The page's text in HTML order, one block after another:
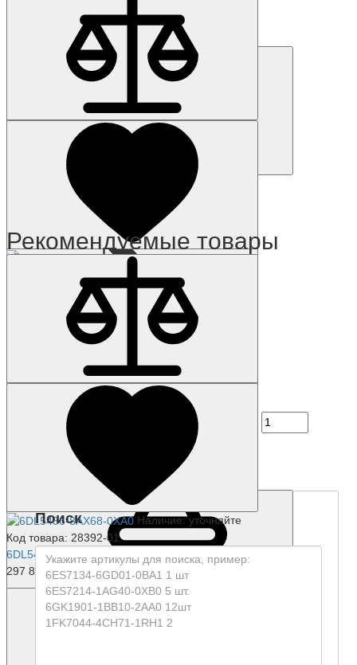
6DL1133-6CV50-0AM0
Наличие: уточняйте
Код товара: 53843-01
6DL1155-6AU00-0EM0
Купить
Рекомендуемые товары
Наличие: уточняйте
Код товара: 28392-01
6DL5436-8AX68-0XA0
297 871 р.
Поиск